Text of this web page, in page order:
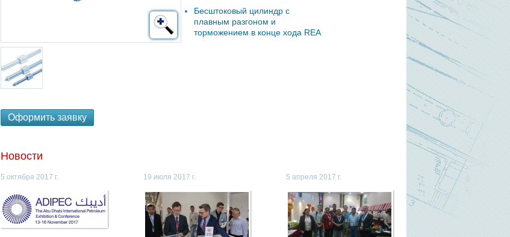
Оформить заявку
Бесштоковый цилиндр с
плавным разгоном и
торможением в конце хода REA
Новости
5 октября 2017 г. 19 июля 2017 г. 5 апреля 2017 г.